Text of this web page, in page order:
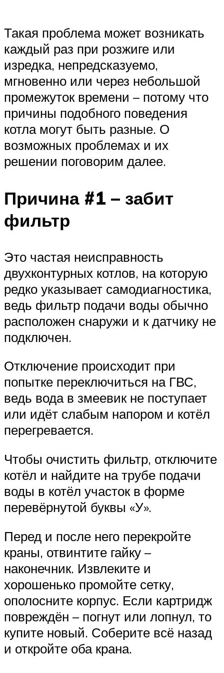
Такая проблема может возникать
каждый раз при розжиге или
изредка, непредсказуемо,
мгновенно или через небольшой
промежуток времени – потому что
причины подобного поведения
котла могут быть разные. О
возможных проблемах и их
решении поговорим далее.
Причина #1 – забит
фильтр
Это частая неисправность
двухконтурных котлов, на которую
редко указывает самодиагностика,
ведь фильтр подачи воды обычно
расположен снаружи и к датчику не
подключен.
Отключение происходит при
попытке переключиться на ГВС,
ведь вода в змеевик не поступает
или идёт слабым напором и котёл
перегревается.
Чтобы очистить фильтр, отключите
котёл и найдите на трубе подачи
воды в котёл участок в форме
перевёрнутой буквы «У».
Перед и после него перекройте
краны, отвинтите гайку –
наконечник. Извлеките и
хорошенько промойте сетку,
ополосните корпус. Если картридж
повреждён – погнут или лопнул, то
купите новый. Соберите всё назад
и откройте оба крана.